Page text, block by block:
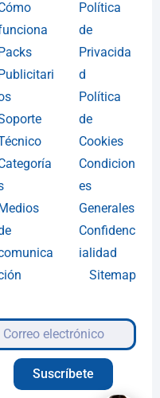
Packs
Publicitari
Medios
Política
de
Privacida
d
Política
de
Cookies
Condicion
es
Generales
Confidenc
ialidad
Sitemap
Suscríbete